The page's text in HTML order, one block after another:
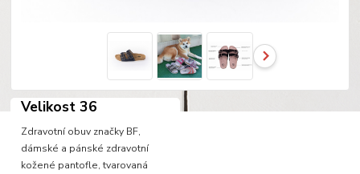
Velikost 36
Zdravotní obuv značky BF,
dámské a pánské zdravotní
kožené pantofle, tvarovaná